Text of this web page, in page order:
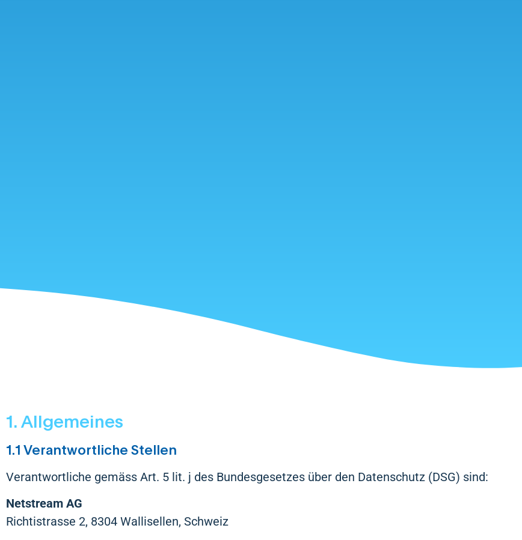
1. Allgemeines
1.1 Verantwortliche Stellen
Verantwortliche gemäss Art. 5 lit. j des Bundesgesetzes über den Datenschutz (DSG) sind:
Netstream AG
Richtistrasse 2, 8304 Wallisellen, Schweiz